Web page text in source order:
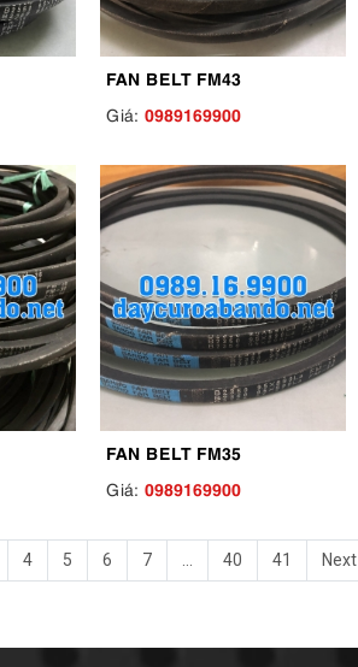
FAN BELT FM43
Giá: 0989169900
FAN BELT FM35
Giá: 0989169900
4 5 6 7 ... 40 41 Next